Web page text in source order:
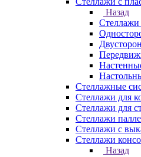
Назад
Стеллажные
Стеллажи для
Стеллажи для
Стеллажи
Стеллажи с
Стеллажи
Назад